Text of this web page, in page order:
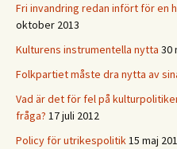
Fri invandring redan infört för en
oktober 2013
Kulturens instrumentella nytta 30
Folkpartiet måste dra nytta av
Vad är det för fel på
fråga? 17 juli 2012
Policy för utrikespolitik15 maj